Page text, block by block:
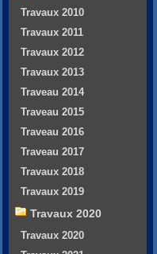
Travaux 2010
Travaux 2011
Travaux 2012
Travaux 2013
Traveau 2014
Traveau 2015
Traveau 2016
Traveau 2017
Travaux 2018
Travaux 2019
Travaux 2020
Travaux 2020